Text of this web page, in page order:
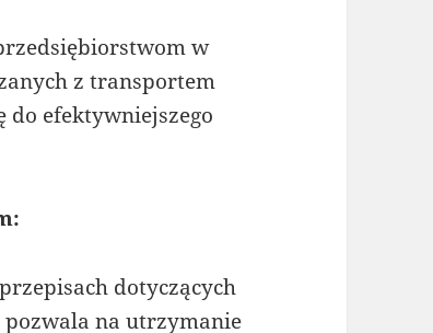
w
z transportem
do efektywniejszego
dotyczących
na utrzymanie